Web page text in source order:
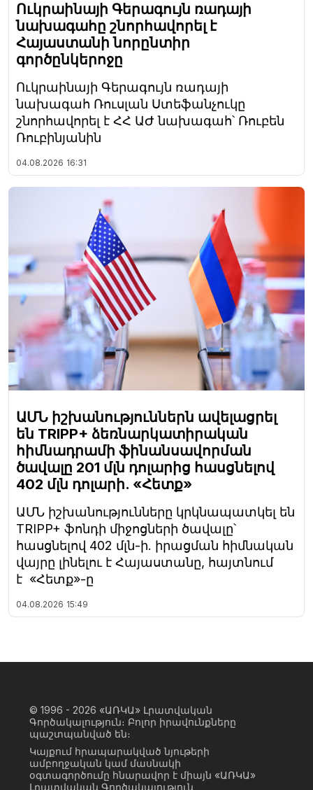
Ուկրաինայի Գերագույն ռադայի
նախագահը շնորհավորել է
Հայաստանի նորընտիր
գործընկերոջը
Ուկրաինայի Գերագույն ռադայի
նախագահ Ռուսլան Ստեֆանչուկը
շնորհավորել է ՀՀ ԱԺ նախագահ՝ Ռուբեն
Ռուբինյանին
04.08.2026 16:31
ԱՄՆ իշխանություններն ավելացրել
են TRIPP+ ձեռնարկատիրական
հիմնադրամի ֆինանսավորման
ծավալը 201 մլն դոլարից հասցնելով
402 մլն դոլարի. «Հետք»
ԱՄՆ իշխանությունները կրկնապատկել են
TRIPP+ ֆոնդի միջոցների ծավալը՝
հասցնելով 402 մլն-ի. իրացման հիմնական
վայրը լինելու է Հայաստանը, հայտնում
է «Հետք»-ը
04.08.2026 15:49
© 1996 - 2026 «ԱՌԿԱ» Լրատվական
Գործակալություն։ Բոլոր իրավունքները
պաշտպանված են։
Կայքում հրապարակված նյութերի
ամբողջական կամ մասնակի
օգտագործումը հնարավոր է միայն «ԱՌԿԱ»
Լրատվական Գործակալություն